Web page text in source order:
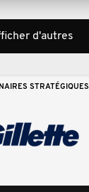
d'autres
STRATÉGIQUES